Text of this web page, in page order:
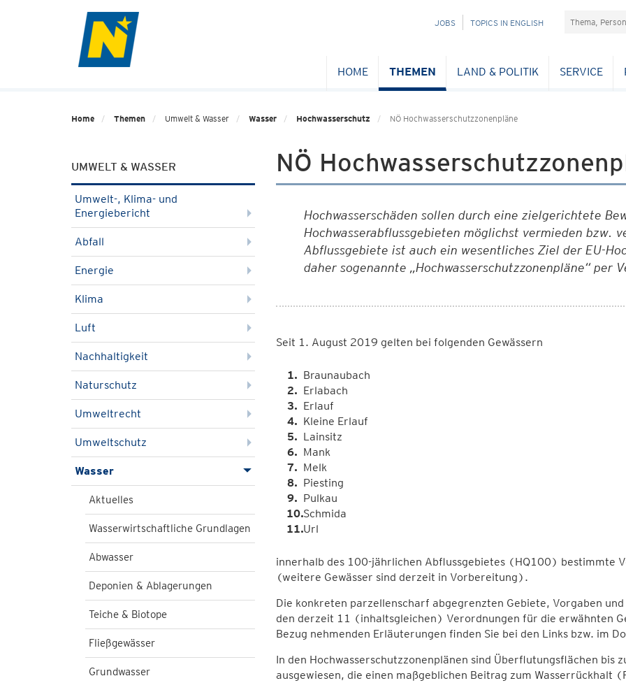
NAVIGATION
JOBS TOPICS IN ENGLISH Suchefeld
HOME THEMEN LAND & POLITIK SERVICE
Home Themen Umwelt & Wasser Wasser Hochwasserschutz NÖ Hochwasserschutzzonenpläne
UMWELT & WASSER
Umwelt-, Klima- und
Energiebericht
Abfall
Energie
Klima
Luft
Nachhaltigkeit
Naturschutz
Umweltrecht
Umweltschutz
Wasser
Aktuelles
Wasserwirtschaftliche Grundlagen
Abwasser
Deponien & Ablagerungen
Teiche & Biotope
Fließgewässer
Grundwasser
NÖ
Hochwasserschäden sollen durch eine zielgerichtete
Hochwasserabflussgebieten möglichst vermieden bzw.
Abflussgebiete ist auch ein wesentliches Ziel der EU-
daher sogenannte „Hochwasserschutzzonenpläne“ per
Seit 1. August 2019 gelten bei folgenden Gewässern
Braunaubach
Erlabach
Erlauf
Kleine Erlauf
Lainsitz
Mank
Melk
Piesting
Pulkau
Schmida
Url
innerhalb des 100-jährlichen Abflussgebietes (HQ100) bestimmte
(weitere Gewässer sind derzeit in Vorbereitung).
Die konkreten parzellenscharf abgegrenzten Gebiete, Vorgaben
den derzeit 11 (inhaltsgleichen) Verordnungen für die erwähnten
Bezug nehmenden Erläuterungen finden Sie bei den Links bzw. im
In den Hochwasserschutzzonenplänen sind Überflutungsflächen bis
ausgewiesen, die einen maßgeblichen Beitrag zum Wasserrückhalt